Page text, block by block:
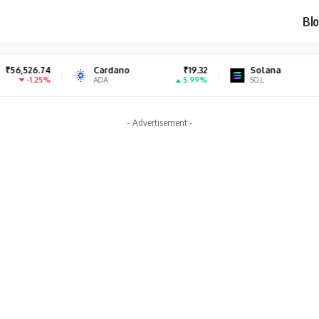
Cardano ₹19.32
ADA
Solana ₹6,999.71
SOL
- Advertisement -